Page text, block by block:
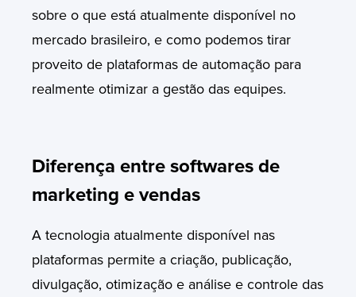
sobre o que está atualmente disponível no
mercado brasileiro, e como podemos tirar
proveito de plataformas de automação para
realmente otimizar a gestão das equipes.
Diferença entre softwares de
marketing e vendas
A tecnologia atualmente disponível nas
plataformas permite a criação, publicação,
divulgação, otimização e análise e controle das